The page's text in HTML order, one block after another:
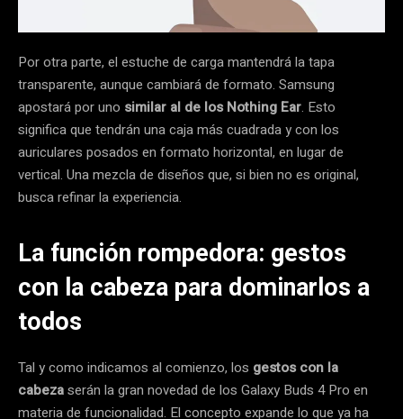
Por otra parte, el estuche de carga mantendrá la tapa
transparente, aunque cambiará de formato. Samsung
apostará por uno similar al de los Nothing Ear. Esto
significa que tendrán una caja más cuadrada y con los
auriculares posados en formato horizontal, en lugar de
vertical. Una mezcla de diseños que, si bien no es original,
busca refinar la experiencia.
La función rompedora: gestos
con la cabeza para dominarlos a
todos
Tal y como indicamos al comienzo, los gestos con la
cabezaserán la gran novedad de los Galaxy Buds 4 Pro en
materia de funcionalidad. El concepto expande lo que ya ha